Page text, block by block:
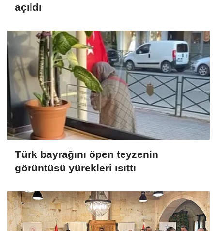
açıldı
Türk bayrağını öpen teyzenin
görüntüsü yürekleri ısıttı